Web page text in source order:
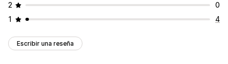
2
0
1
4
Escribir una reseña